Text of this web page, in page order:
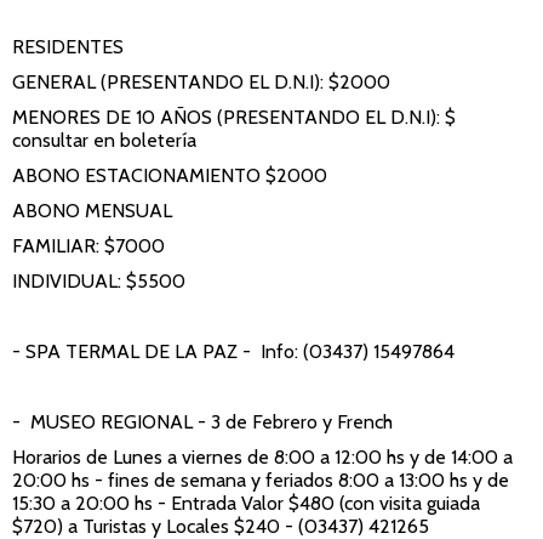
RESIDENTES
GENERAL (PRESENTANDO EL D.N.I): $2000
MENORES DE 10 AÑOS (PRESENTANDO EL D.N.I): $
consultar en boletería
ABONO ESTACIONAMIENTO $2000
ABONO MENSUAL
FAMILIAR: $7000
INDIVIDUAL: $5500
- SPA TERMAL DE LA PAZ - Info: (03437) 15497864
- MUSEO REGIONAL- 3 de Febrero y French
Horarios de Lunes a viernes de 8:00 a 12:00 hs y de 14:00 a
20:00 hs - fines de semana y feriados 8:00 a 13:00 hs y de
15:30 a 20:00 hs - Entrada Valor $480 (con visita guiada
$720) a Turistas y Locales $240 - (03437) 421265